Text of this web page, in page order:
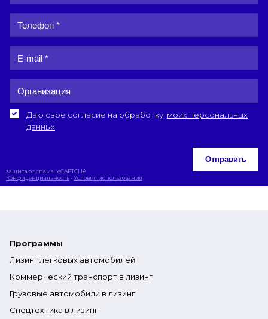
Даю свое согласие на обработку моих персональных
данных
Отправить
защита от спама reCAPTCHA
Конфиденциальность-Условия использования
Программы
Лизинг легковых автомобилей
Коммерческий транспорт в лизинг
Грузовые автомобили в лизинг
Спецтехника в лизинг